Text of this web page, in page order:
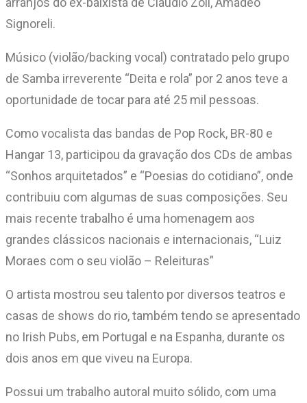
Signoreli.
Músico (violão/backing vocal) contratado pelo grupo
de Samba irreverente “Deita e rola” por 2 anos teve a
oportunidade de tocar para até 25 mil pessoas.
Como vocalista das bandas de Pop Rock, BR-80 e
Hangar 13, participou da gravação dos CDs de ambas
“Sonhos arquitetados” e “Poesias do cotidiano”, onde
contribuiu com algumas de suas composições. Seu
mais recente trabalho é uma homenagem aos
grandes clássicos nacionais e internacionais, “Luiz
Moraes com o seu violão – Releituras”
O artista mostrou seu talento por diversos teatros e
casas de shows do rio, também tendo se apresentado
no Irish Pubs, em Portugal e na Espanha, durante os
dois anos em que viveu na Europa.
Possui um trabalho autoral muito sólido, com uma